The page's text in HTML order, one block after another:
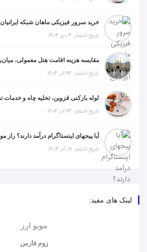
خرید سرور فیزیکی ماهان شبکه ایرانیان
تاریخ انتشار: 3 دی 1404
تاریخ انتشار: 24 آذر 1404
تاریخ انتشار: 24 آذر 1404
تاریخ انتشار: 19 آذر 1404
لینک های مفید:
موبو ارز
زوم فارس